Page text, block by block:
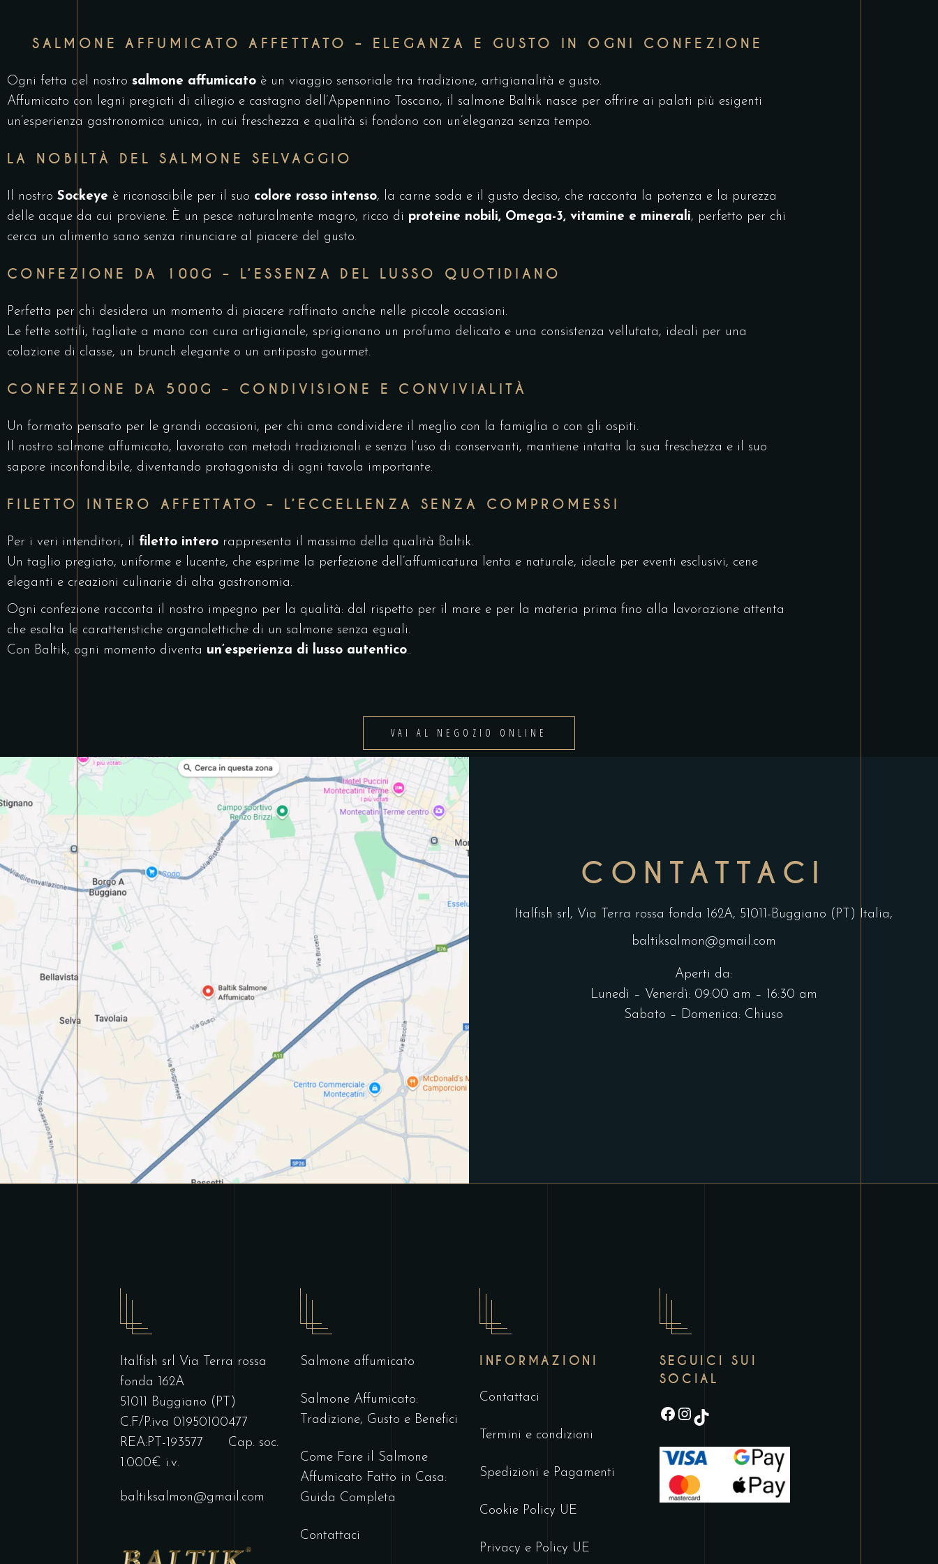
SALMONE AFFUMICATO AFFETTATO – ELEGANZA E GUSTO IN OGNI CONFEZIONE
Ogni fetta del nostro salmone affumicato è un viaggio sensoriale tra tradizione, artigianalità e gusto.
Affumicato con legni pregiati di ciliegio e castagno dell’Appennino Toscano, il salmone Baltik nasce per offrire ai palati più esigenti
un’esperienza gastronomica unica, in cui freschezza e qualità si fondono con un’eleganza senza tempo.
LA NOBILTÀ DEL SALMONE SELVAGGIO
Il nostro Sockeye è riconoscibile per il suo colore rosso intenso, la carne soda e il gusto deciso, che racconta la potenza e la purezza
delle acque da cui proviene. È un pesce naturalmente magro, ricco di proteine nobili, Omega-3, vitamine e minerali, perfetto per chi
cerca un alimento sano senza rinunciare al piacere del gusto.
CONFEZIONE DA 100G – L’ESSENZA DEL LUSSO QUOTIDIANO
Perfetta per chi desidera un momento di piacere raffinato anche nelle piccole occasioni.
Le fette sottili, tagliate a mano con cura artigianale, sprigionano un profumo delicato e una consistenza vellutata, ideali per una
colazione di classe, un brunch elegante o un antipasto gourmet.
CONFEZIONE DA 500G – CONDIVISIONE E CONVIVIALITÀ
Un formato pensato per le grandi occasioni, per chi ama condividere il meglio con la famiglia o con gli ospiti.
Il nostro salmone affumicato, lavorato con metodi tradizionali e senza l’uso di conservanti, mantiene intatta la sua freschezza e il suo
sapore inconfondibile, diventando protagonista di ogni tavola importante.
FILETTO INTERO AFFETTATO – L’ECCELLENZA SENZA COMPROMESSI
Per i veri intenditori, il filetto intero rappresenta il massimo della qualità Baltik.
Un taglio pregiato, uniforme e lucente, che esprime la perfezione dell’affumicatura lenta e naturale, ideale per eventi esclusivi, cene
eleganti e creazioni culinarie di alta gastronomia.
Ogni confezione racconta il nostro impegno per la qualità: dal rispetto per il mare e per la materia prima fino alla lavorazione attenta
che esalta le caratteristiche organolettiche di un salmone senza eguali.
Con Baltik, ogni momento diventa un’esperienza di lusso autentico..
VAI AL NEGOZIO ONLINE
CONTATTACI
Italfish srl, Via Terra rossa fonda 162A, 51011-Buggiano (PT) Italia,
baltiksalmon@gmail.com
Aperti da:
Lunedì – Venerdì: 09:00 am – 16:30 am
Sabato – Domenica: Chiuso
Italfish srl Via Terra rossa
fonda 162A
51011 Buggiano (PT)
C.F/P.iva 01950100477
REA:PT-193577 Cap. soc.
1.000€ i.v.
baltiksalmon@gmail.com
Salmone affumicato
Salmone Affumicato:
Tradizione, Gusto e Benefici
Come Fare il Salmone
Affumicato Fatto in Casa:
Guida Completa
Contattaci
INFORMAZIONI
Contattaci
Termini e condizioni
Spedizioni e Pagamenti
Cookie Policy UE
Privacy e Policy UE
SEGUICI SUI
SOCIAL